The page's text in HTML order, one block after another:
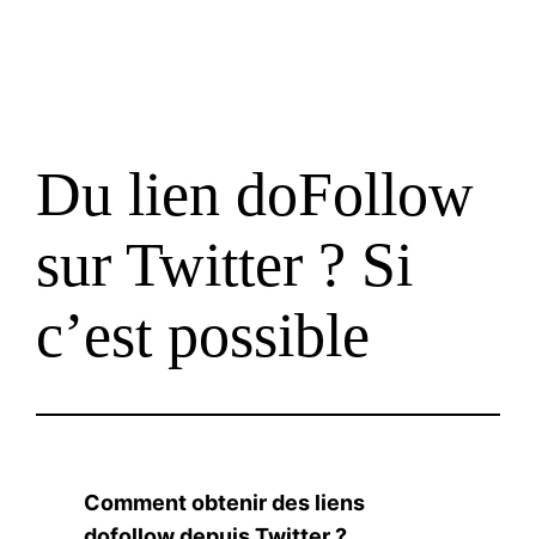
Du lien doFollow
sur Twitter ? Si
c’est possible
Comment obtenir des liens